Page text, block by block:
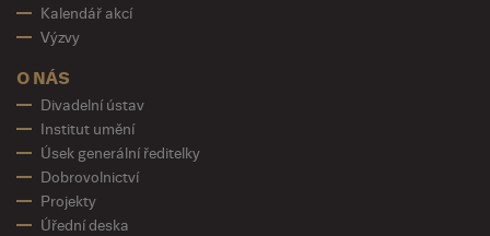
Kalendář akcí
Výzvy
O NÁS
Divadelní ústav
Institut umění
Úsek generální ředitelky
Dobrovolnictví
Projekty
Úřední deska